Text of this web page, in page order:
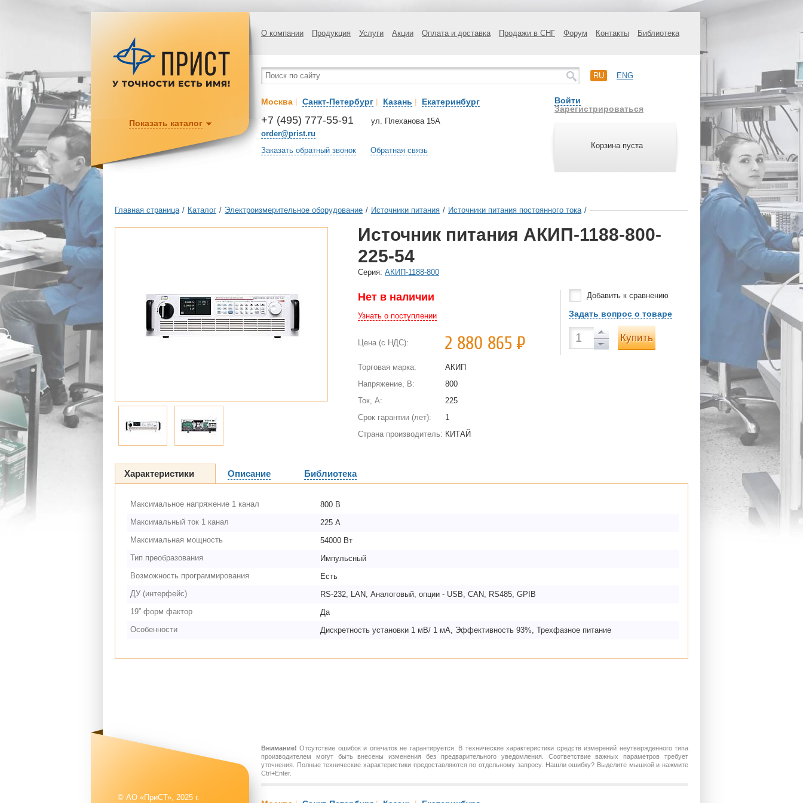
О компании Продукция Услуги Акции Оплата и доставка Продажи в СНГ Форум Контакты Библиотека
RU ENG
Москва | Санкт-Петербург | Казань | Екатеринбург
+7 (495) 777-55-91
order@prist.ru
ул. Плеханова 15А
Заказать обратный звонок Обратная связь
Войти
Зарегистрироваться
Корзина пуста
Показать каталог
Главная страница / Каталог / Электроизмерительное оборудование / Источники питания / Источники питания постоянного тока /
Источник питания АКИП-1188-800-
225-54
Cерия: АКИП-1188-800
Нет в наличии
Узнать о поступлении
Цена (с НДС): 2 880 865 Р
Торговая марка:
АКИП
Напряжение, В:
800
Ток, А:
225
Срок гарантии (лет):
1
Страна производитель: КИТАЙ
Добавить к сравнению
Задать вопрос о товаре
Купить
Характеристики Описание Библиотека
Максимальное напряжение 1 канал
800 В
Максимальный ток 1 канал
225 А
Максимальная мощность
54000 Вт
Тип преобразования
Импульсный
Возможность программирования
Есть
ДУ (интерфейс)
RS-232, LAN, Аналоговый, опции - USB, CAN, RS485, GPIB
19” форм фактор
Да
Особенности
Дискретность установки 1 мВ/ 1 мА, Эффективность 93%, Трехфазное питание
Внимание! Отсутствие ошибок и опечаток не гарантируется. В технические характеристики средств измерений неутвержденного типа
производителем могут быть внесены изменения без предварительного уведомления. Соответствие важных параметров требует
уточнения. Полные технические характеристики предоставляются по отдельному запросу. Нашли ошибку? Выделите мышкой и нажмите
Ctrl+Enter.
© АО «ПриСТ», 2025 г.